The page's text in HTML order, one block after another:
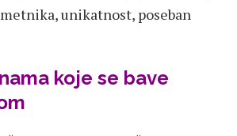
unikatnost, poseban
koje se bave